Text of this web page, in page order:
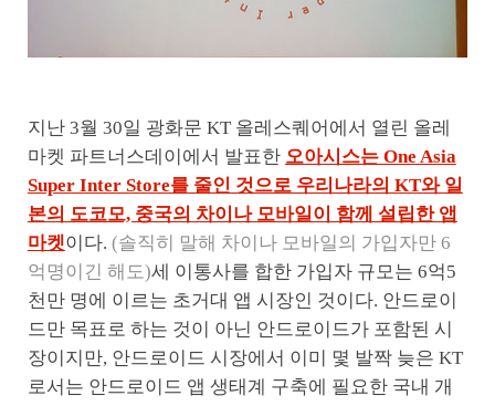
지난 3월 30일 광화문 KT 올레스퀘어에서 열린 올레
마켓 파트너스데이에서 발표한 오아시스는 One Asia
Super Inter Store를 줄인 것으로 우리나라의 KT와 일
본의 도코모, 중국의 차이나 모바일이 함께 설립한 앱
마켓이다. (솔직히 말해 차이나 모바일의 가입자만 6
억명이긴 해도)세 이통사를 합한 가입자 규모는 6억5
천만 명에 이르는 초거대 앱 시장인 것이다. 안드로이
드만 목표로 하는 것이 아닌 안드로이드가 포함된 시
장이지만, 안드로이드 시장에서 이미 몇 발짝 늦은 KT
로서는 안드로이드 앱 생태계 구축에 필요한 국내 개